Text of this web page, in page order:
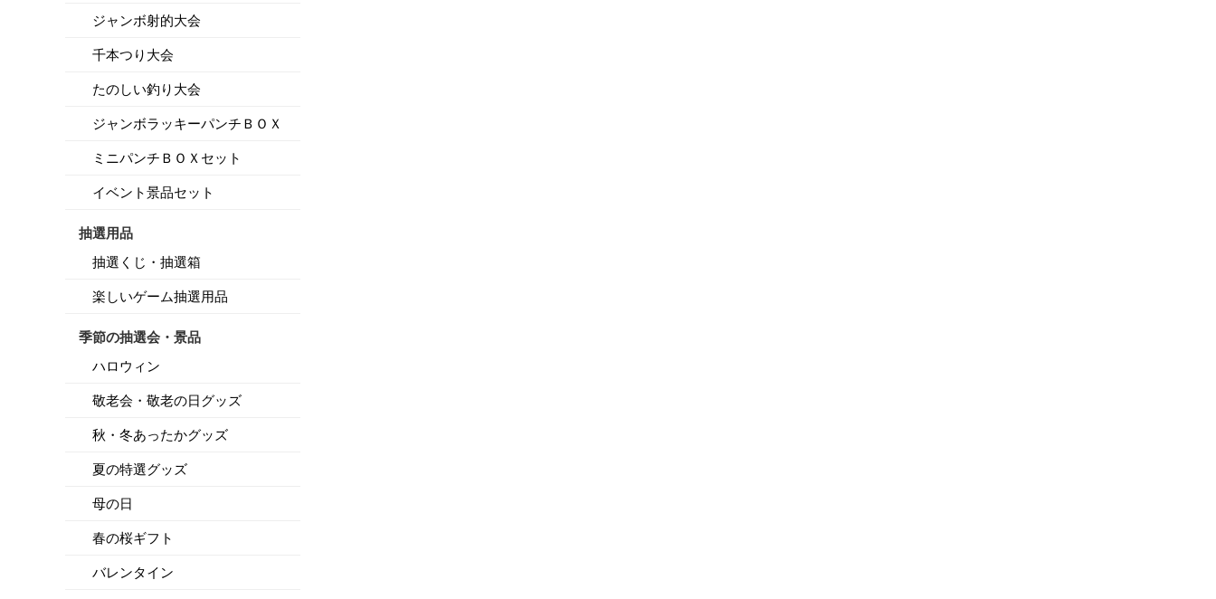
ジャンボ射的大会
千本つり大会
たのしい釣り大会
ジャンボラッキーパンチＢＯＸ
ミニパンチＢＯＸセット
イベント景品セット
抽選用品
抽選くじ・抽選箱
楽しいゲーム抽選用品
季節の抽選会・景品
ハロウィン
敬老会・敬老の日グッズ
秋・冬あったかグッズ
夏の特選グッズ
母の日
春の桜ギフト
バレンタイン